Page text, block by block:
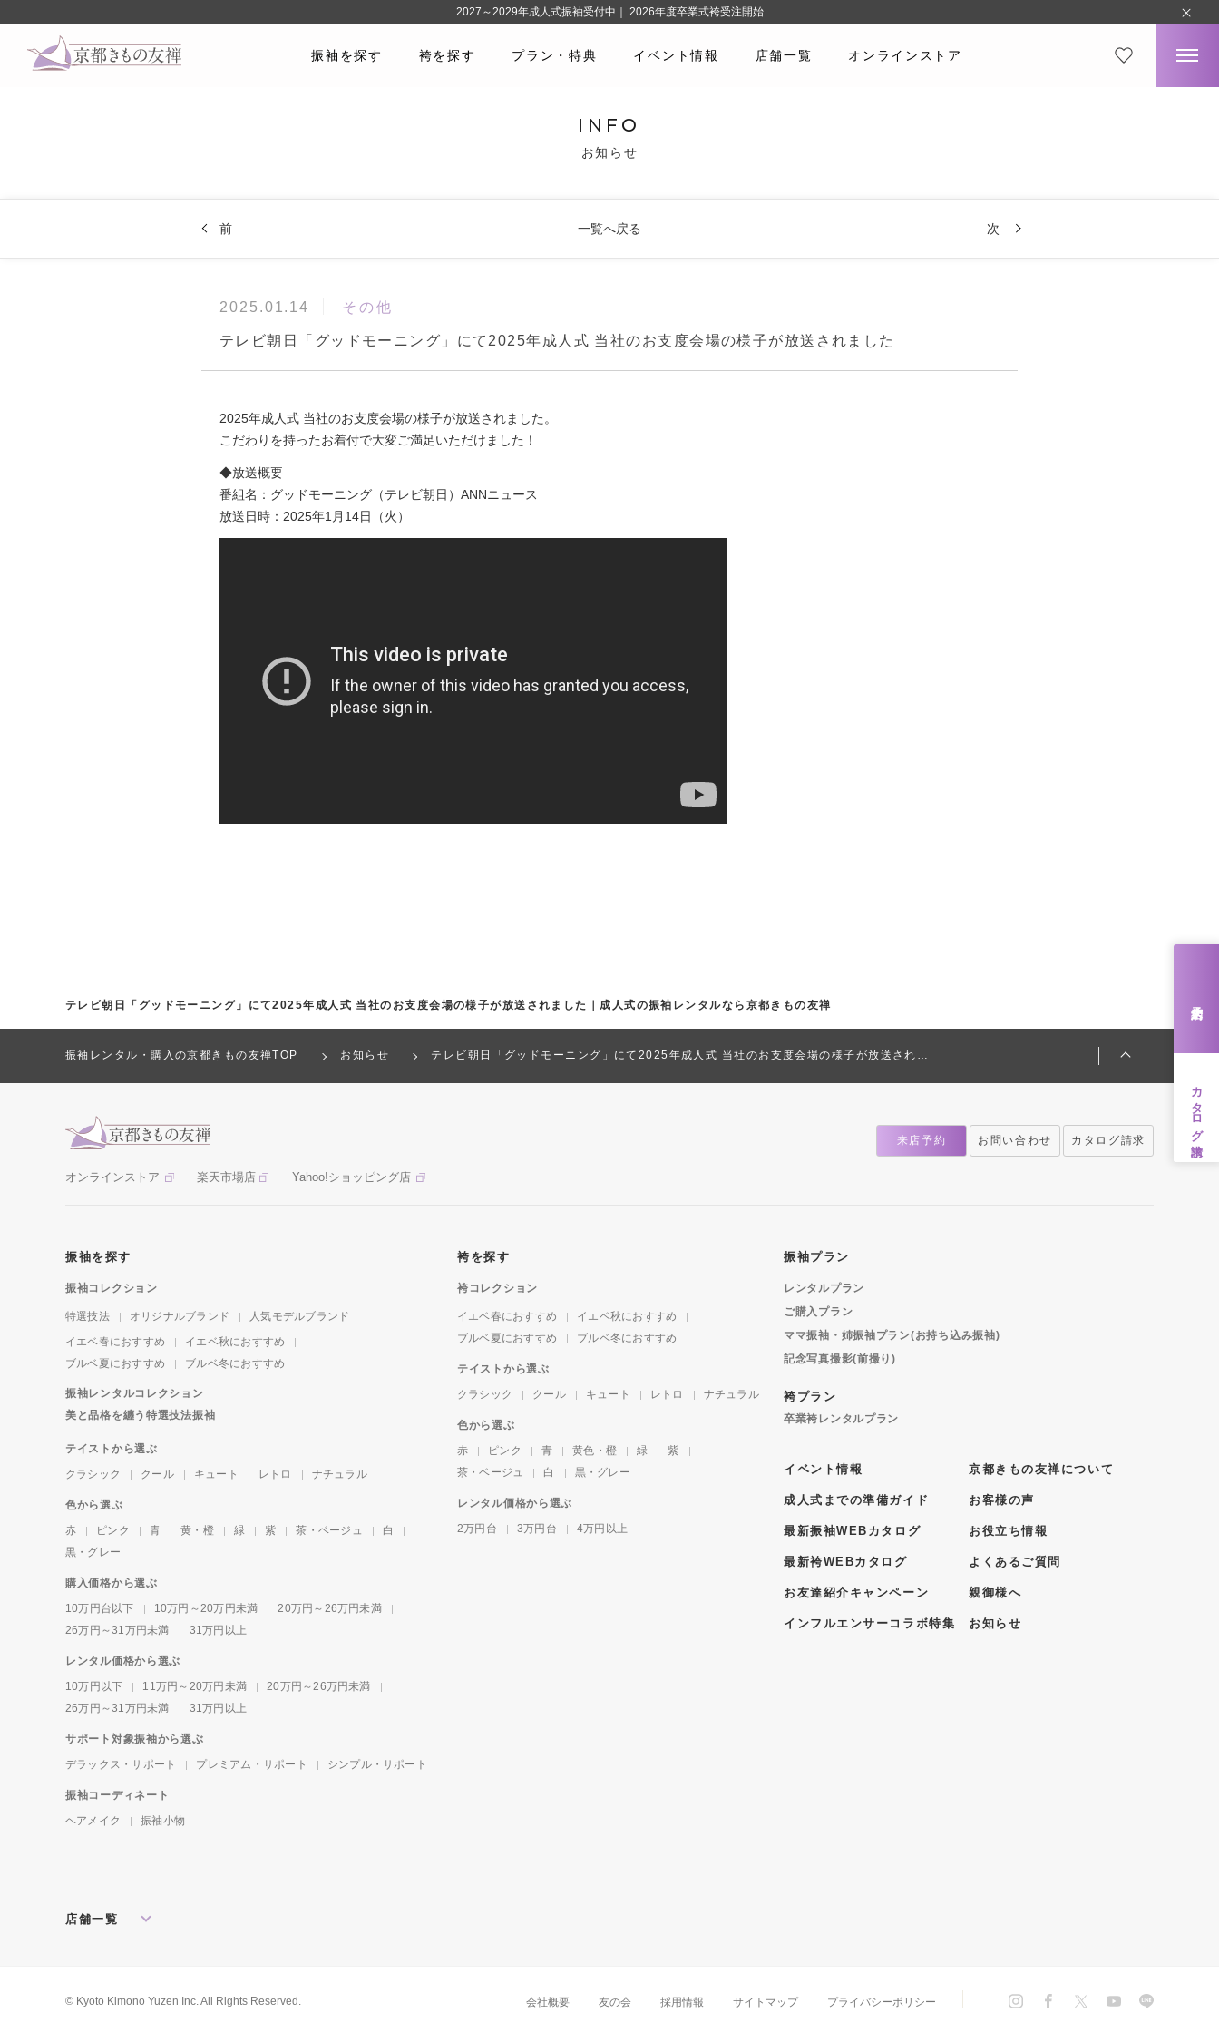
振袖を探す 袴を探す プラン・特典 イベント情報 店舗一覧 オンラインストア
INFO
お知らせ
前 一覧へ戻る 次
2025.01.14 その他
テレビ朝日「グッドモーニング」にて2025年成人式 当社のお支度会場の様子が放送されました
2025年成人式 当社のお支度会場の様子が放送されました。
こだわりを持ったお着付で大変ご満足いただけました！
◆放送概要
番組名：グッドモーニング（テレビ朝日）ANNニュース
放送日時：2025年1月14日（火）
テレビ朝日「グッドモーニング」にて2025年成人式 当社のお支度会場の様子が放送されました｜成人式の振袖レンタルなら京都きもの友禅
振袖レンタル・購入の京都きもの友禅TOP お知らせ テレビ朝日「グッドモーニング」にて2025年成人式 当社のお支度会場の様子が放送され…
カタログ請求
オンラインストア 楽天市場店 Yahoo!ショッピング店
来店予約 お問い合わせ カタログ請求
振袖を探す
振袖コレクション
特選技法 オリジナルブランド
人気モデルブランド
イエベ春におすすめ
イエベ秋におすすめ
ブルベ夏におすすめ
ブルベ冬におすすめ
振袖レンタルコレクション
美と品格を纏う特選技法振袖
テイストから選ぶ
クラシック
クール キュート レトロ ナチュラル
色から選ぶ
赤
ピンク 青 黄・橙 緑 紫 茶・ベージュ
白
黒・グレー
購入価格から選ぶ
10万円台以下
10万円～20万円未満
20万円～26万円未満
26万円～31万円未満
31万円以上
レンタル価格から選ぶ
10万円以下
11万円～20万円未満
20万円～26万円未満
26万円～31万円未満
31万円以上
サポート対象振袖から選ぶ
デラックス・サポート
プレミアム・サポート シンプル・サポート
振袖コーディネート
ヘアメイク
振袖小物
袴を探す
袴コレクション
イエベ春におすすめ
イエベ秋におすすめ
ブルベ夏におすすめ
ブルベ冬におすすめ
テイストから選ぶ
クラシック
クール キュート レトロ ナチュラル
色から選ぶ
赤
ピンク 青 黄色・橙 緑
紫
茶・ベージュ
白 黒・グレー
レンタル価格から選ぶ
2万円台
3万円台 4万円以上
振袖プラン
レンタルプラン
ご購入プラン
ママ振袖・姉振袖プラン(お持ち込み振袖)
記念写真撮影(前撮り)
袴プラン
卒業袴レンタルプラン
イベント情報
成人式までの準備ガイド
最新振袖WEBカタログ
最新袴WEBカタログ
お友達紹介キャンペーン
インフルエンサーコラボ特集
京都きもの友禅について
お客様の声
お役立ち情報
よくあるご質問
親御様へ
お知らせ
店舗一覧
松戸店
東京本館 新宿店
八王子店
近畿
大阪難波店 京都店 梅田店
姫路店【5/17(日)閉店】
© Kyoto Kimono Yuzen Inc. All Rights Reserved. 会社概要 友の会 採用情報 サイトマップ プライバシーポリシー
2027～2029年成人式振袖受付中｜ 2026年度卒業式袴受注開始